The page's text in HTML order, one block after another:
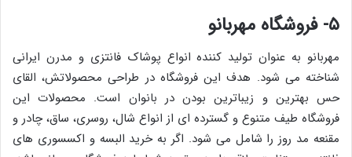
۵- فروشگاه مهربانو
مهربانو به عنوان تولید کننده انواع پوشاک فانتزی و مدرن ایرانی
شناخته می شود. هدف این فروشگاه در طراحی محصولاتش، القای
حس بهترین و زیباترین بودن در بانوان است. محصولات این
فروشگاه طیف متنوع و گسترده ای از انواع شال، روسری، ساق، چادر و
مقنعه مد روز را شامل می شود. اگر به خرید البسه و اکسسوری های